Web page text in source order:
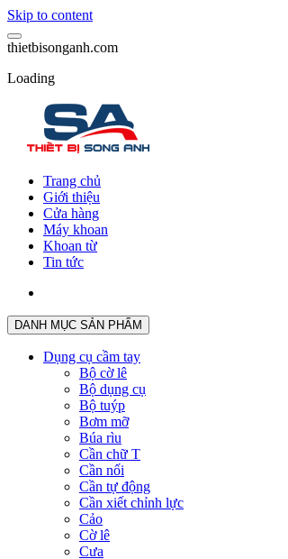
Skip to content
thietbisonganh.com
Loading
Trang chủ
Giới thiệu
Cửa hàng
Máy khoan
Khoan từ
Tin tức
DANH MỤC SẢN PHẨM
Dụng cụ cầm tay
Bộ cờ lê
Bộ dụng cụ
Bộ tuýp
Bơm mỡ
Búa rìu
Cần chữ T
Cần nối
Cần tự động
Cần xiết chỉnh lực
Cảo
Cờ lê
Cưa